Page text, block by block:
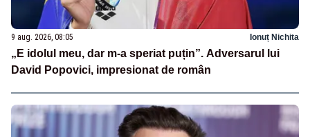
9 aug. 2026, 08:05 Ionuț Nichita
„E idolul meu, dar m-a speriat puțin”. Adversarul lui
David Popovici, impresionat de român